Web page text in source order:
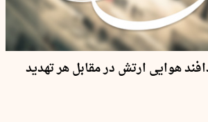
هوایی ارتش در مقابل هر تهدید